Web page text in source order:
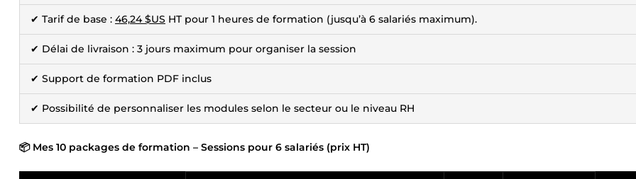
✔ Tarif de base : 46,24 $US HT pour 1 heures de formation (jusqu’à 6 salariés maximum).
✔ Délai de livraison : 3 jours maximum pour organiser la session
✔ Support de formation PDF inclus
✔ Possibilité de personnaliser les modules selon le secteur ou le niveau RH
📦 Mes 10 packages de formation – Sessions pour 6 salariés (prix HT)